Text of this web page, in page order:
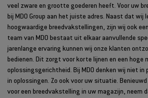
veel zware en grootte goederen heeft. Voor uw
bij MDO Group aan het juiste adres. Naast dat wij
hoogwaardige breedvakstellingen, zijn wij ook
team van MDO bestaat uit elkaar aanvullende
jarenlange ervaring kunnen wij onze klanten
bedienen. Dit zorgt voor korte lijnen en een hoge
oplossingsgerichtheid. Bij MDO denken wij niet in
in oplossingen. Zo ook voor uw situatie.
voor een breedvakstelling in uw magazijn, neem